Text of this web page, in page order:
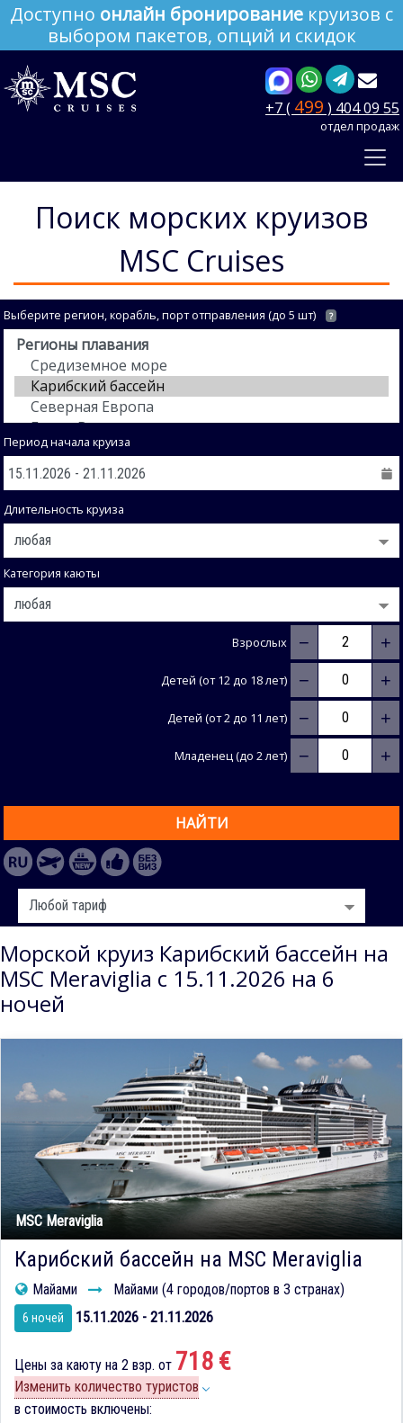
Доступно онлайн бронирование круизов с
выбором пакетов, опций и скидок
+7 ( 499 ) 404 09 55
отдел продаж
Поиск морских круизов
MSC Cruises
Выберите регион, корабль, порт отправления (до 5 шт) ?
Период начала круиза
Длительность круиза
Категория каюты
Взрослых − +
Детей (от 12 до 18 лет) − +
Детей (от 2 до 11 лет) − +
Младенец (до 2 лет) − +
НАЙТИ
Морской круиз Карибский бассейн на
MSC Meraviglia с 15.11.2026 на 6
ночей
MSC Meraviglia
Карибский бассейн на MSC Meraviglia
Майами Майами (4 городов/портов в 3 странах)
6 ночей 15.11.2026 - 21.11.2026
Цены за каюту на 2 взр. от 718 €
Изменить количество туристов
в стоимость включены: